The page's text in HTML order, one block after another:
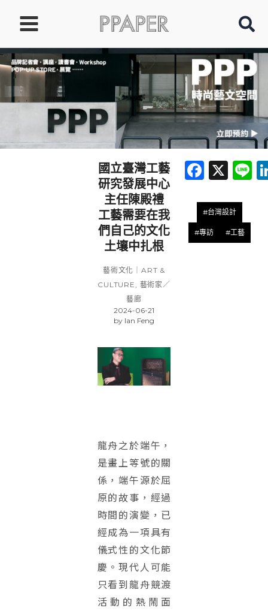
要
內
國立臺灣工藝
研究發展中心
主任陳殿禮
工藝需要在我
們自己的文化
土壤中扎根
藝術文化｜ART &
CULTURE, 藝術家／
藝廊
2024-06-21
by Ian Feng
龍舟之於端午，
是畫上等號的關
係，端午源於屈
原的故事，經過
時間的演變，已
經成為一項具有
儀式性的文化節
慶。現代人可能
只看到龍舟競渡
活動的熱鬧面
X
#台灣設計
#專訪 #工藝